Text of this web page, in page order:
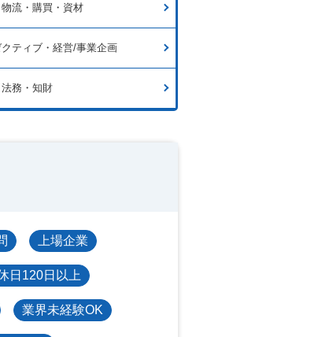
流・購買・資材
ティブ・経営/事業企画
務・知財
上場企業
日120日以上
業界未経験OK